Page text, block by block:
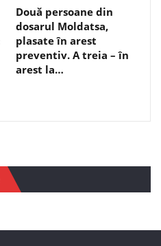
Două persoane din
dosarul Moldatsa,
plasate în arest
preventiv. A treia – în
arest la…